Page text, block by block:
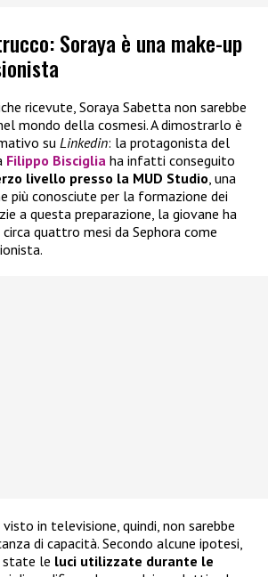
Soraya è una make-up
ricevute, Soraya Sabetta non sarebbe
mondo della cosmesi. A dimostrarlo è
su Linkedin: la protagonista del
Filippo Bisciglia ha infatti conseguito
livello presso la MUD Studio, una
più conosciute per la formazione dei
a questa preparazione, la giovane ha
quattro mesi da Sephora come
in televisione, quindi, non sarebbe
di capacità. Secondo alcune ipotesi,
state le luci utilizzate durante le